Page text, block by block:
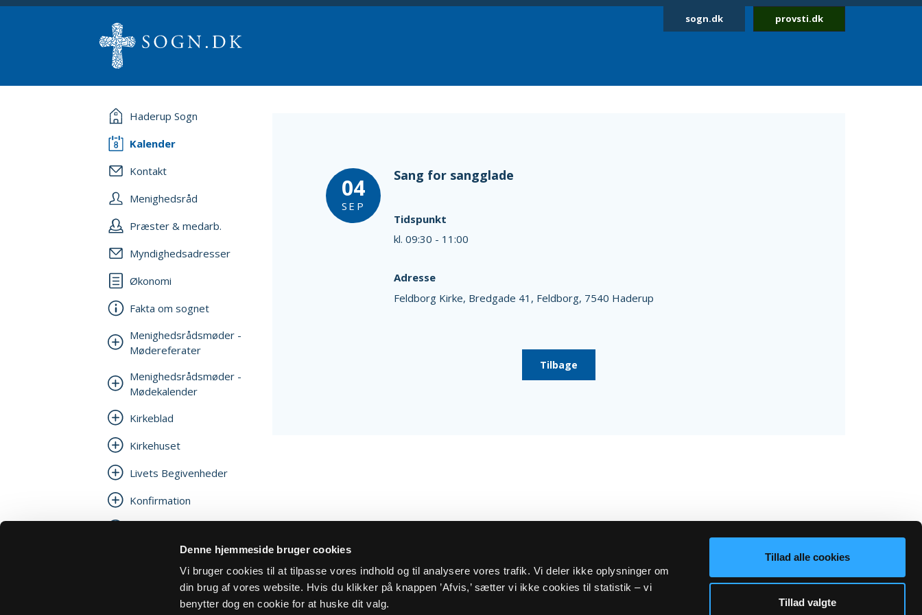
Denne hjemmeside bruger cookies
Vi bruger cookies til at tilpasse vores indhold og til analysere vores trafik. Vi deler ikke oplysninger om
din brug af vores website. Hvis du klikker på knappen ’Afvis,’ sætter vi ikke cookies til statistik – vi
benytter dog en cookie for at huske dit valg.
Tillad alle cookies
Tillad valgte
sogn.dk provsti.dk
Haderup Sogn
Kalender
Kontakt
Menighedsråd
Præster & medarb.
Myndighedsadresser
Økonomi
Fakta om sognet
Menighedsrådsmøder -
Mødereferater
Menighedsrådsmøder -
Mødekalender
Kirkeblad
Kirkehuset
Livets Begivenheder
Konfirmation
Links og genveje
Personalepolitik
04
SEP
Sang for sangglade
Tidspunkt
kl. 09:30 - 11:00
Adresse
Feldborg Kirke, Bredgade 41, Feldborg, 7540 Haderup
Tilbage